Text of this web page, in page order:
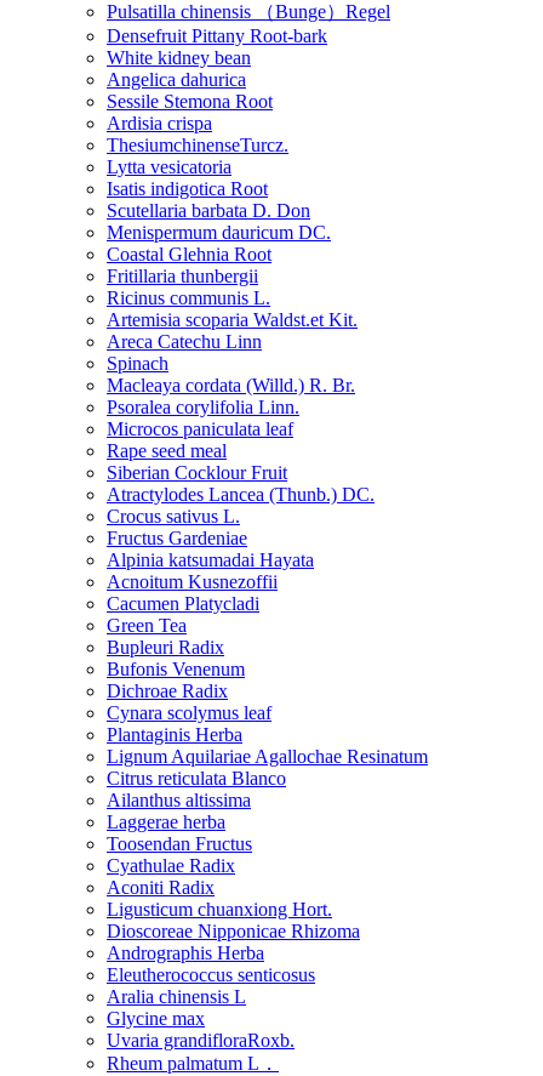
Pulsatilla chinensis （Bunge）Regel
Densefruit Pittany Root-bark
White kidney bean
Angelica dahurica
Sessile Stemona Root
Ardisia crispa
ThesiumchinenseTurcz.
Lytta vesicatoria
Isatis indigotica Root
Scutellaria barbata D. Don
Menispermum dauricum DC.
Coastal Glehnia Root
Fritillaria thunbergii
Ricinus communis L.
Artemisia scoparia Waldst.et Kit.
Areca Catechu Linn
Spinach
Macleaya cordata (Willd.) R. Br.
Psoralea corylifolia Linn.
Microcos paniculata leaf
Rape seed meal
Siberian Cocklour Fruit
Atractylodes Lancea (Thunb.) DC.
Crocus sativus L.
Fructus Gardeniae
Alpinia katsumadai Hayata
Acnoitum Kusnezoffii
Cacumen Platycladi
Green Tea
Bupleuri Radix
Bufonis Venenum
Dichroae Radix
Cynara scolymus leaf
Plantaginis Herba
Lignum Aquilariae Agallochae Resinatum
Citrus reticulata Blanco
Ailanthus altissima
Laggerae herba
Toosendan Fructus
Cyathulae Radix
Aconiti Radix
Ligusticum chuanxiong Hort.
Dioscoreae Nipponicae Rhizoma
Andrographis Herba
Eleutherococcus senticosus
Aralia chinensis L
Glycine max
Uvaria grandifloraRoxb.
Rheum palmatum L．